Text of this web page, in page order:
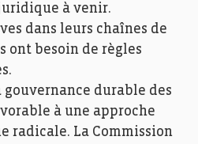
à venir.
dans leurs chaînes de
ont besoin de règles
gouvernance durable des
à une approche
radicale. La Commission